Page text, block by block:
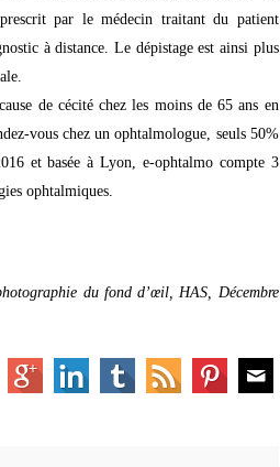
par le médecin traitant du patient
à distance. Le dépistage est ainsi plus
de cécité chez les moins de 65 ans en
vous chez un ophtalmologue, seuls 50%
et basée à Lyon, e-ophtalmo compte 3
ophtalmiques.
du fond d’œil, HAS, Décembre